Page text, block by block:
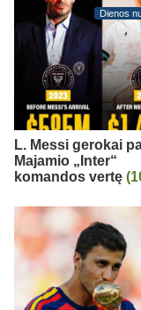
Dienos
L. Messi gerokai
Majamio „Inter“
komandos vertę